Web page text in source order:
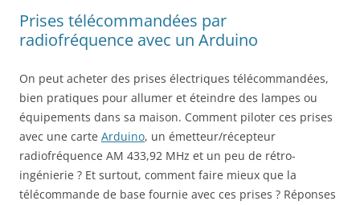
Prises télécommandées par
radiofréquence avec un Arduino
On peut acheter des prises électriques télécommandées,
bien pratiques pour allumer et éteindre des lampes ou
équipements dans sa maison. Comment piloter ces prises
avec une carte Arduino, un émetteur/récepteur
radiofréquence AM 433,92 MHz et un peu de rétro-
ingénierie ? Et surtout, comment faire mieux que la
télécommande de base fournie avec ces prises ? Réponses